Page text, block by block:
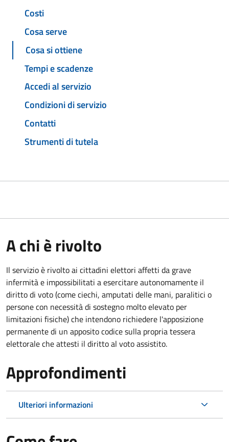
Costi
Cosa serve
Cosa si ottiene
Tempi e scadenze
Accedi al servizio
Condizioni di servizio
Contatti
Strumenti di tutela
A chi è rivolto
Il servizio è rivolto ai cittadini elettori affetti da grave
infermità e impossibilitati a esercitare autonomamente il
diritto di voto (come ciechi, amputati delle mani, paralitici o
persone con necessità di sostegno molto elevato per
limitazioni fisiche) che intendono richiedere l'apposizione
permanente di un apposito codice sulla propria tessera
elettorale che attesti il diritto al voto assistito.
Approfondimenti
Ulteriori informazioni